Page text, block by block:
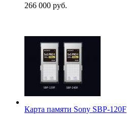
266 000 руб.
Карта памяти Sony SBP-120F